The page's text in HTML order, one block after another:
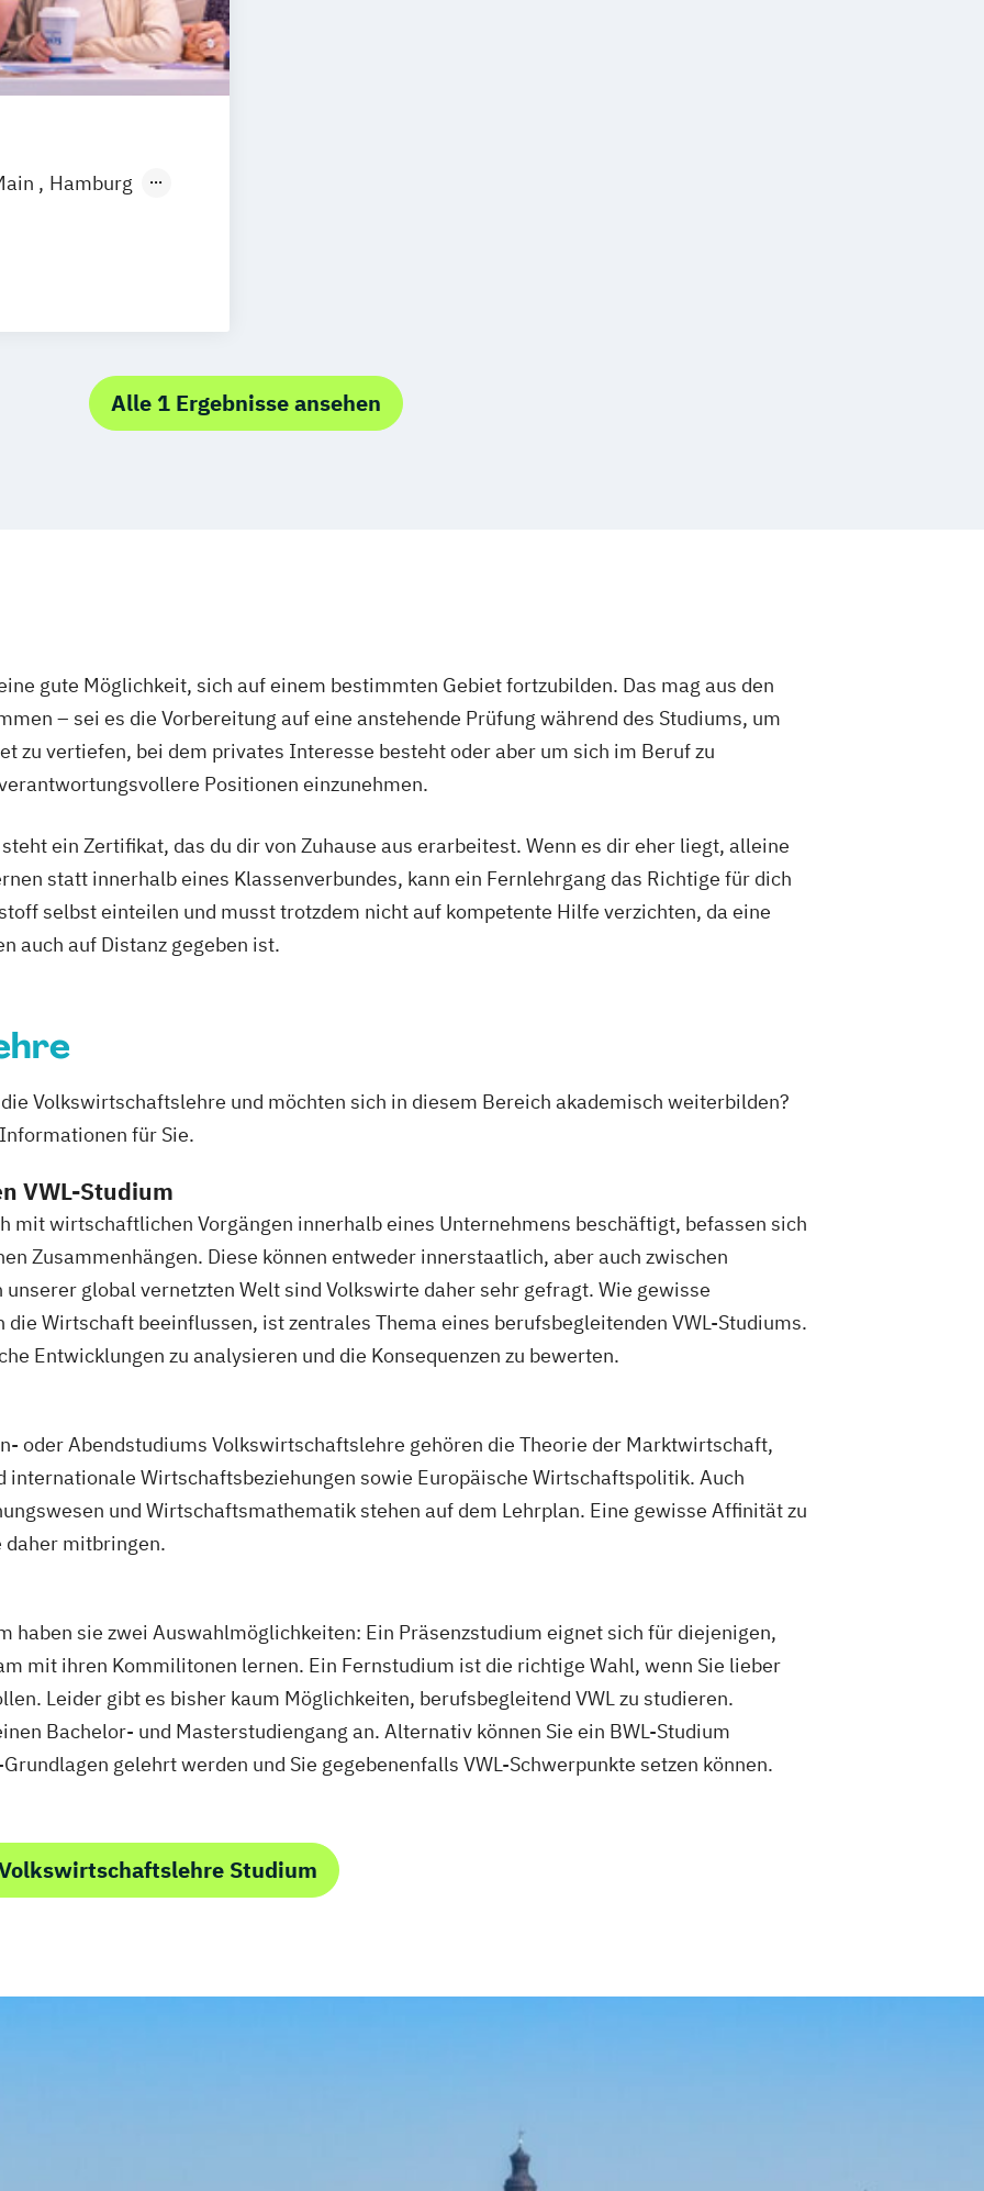
Hamburg
Umfeld für die
beruflichen
Kontext
Kontext
juristische
Alle 1 Ergebnisse ansehen
gute Möglichkeit, sich auf einem bestimmten Gebiet fortzubilden. Das mag aus den
– sei es die Vorbereitung auf eine anstehende Prüfung während des Studiums, um
zu vertiefen, bei dem privates Interesse besteht oder aber um sich im Beruf zu
Positionen einzunehmen.
ein Zertifikat, das du dir von Zuhause aus erarbeitest. Wenn es dir eher liegt, alleine
statt innerhalb eines Klassenverbundes, kann ein Fernlehrgang das Richtige für dich
selbst einteilen und musst trotzdem nicht auf kompetente Hilfe verzichten, da eine
auch auf Distanz gegeben ist.
Volkswirtschaftslehre und möchten sich in diesem Bereich akademisch weiterbilden?
für Sie.
VWL-Studium
mit wirtschaftlichen Vorgängen innerhalb eines Unternehmens beschäftigt, befassen sich
Zusammenhängen. Diese können entweder innerstaatlich, aber auch zwischen
global vernetzten Welt sind Volkswirte daher sehr gefragt. Wie gewisse
die Wirtschaft beeinflussen, ist zentrales Thema eines berufsbegleitenden VWL-Studiums.
Entwicklungen zu analysieren und die Konsequenzen zu bewerten.
oder Abendstudiums Volkswirtschaftslehre gehören die Theorie der Marktwirtschaft,
internationale Wirtschaftsbeziehungen sowie Europäische Wirtschaftspolitik. Auch
und Wirtschaftsmathematik stehen auf dem Lehrplan. Eine gewisse Affinität zu
daher mitbringen.
haben sie zwei Auswahlmöglichkeiten: Ein Präsenzstudium eignet sich für diejenigen,
mit ihren Kommilitonen lernen. Ein Fernstudium ist die richtige Wahl, wenn Sie lieber
Leider gibt es bisher kaum Möglichkeiten, berufsbegleitend VWL zu studieren.
Bachelor- und Masterstudiengang an. Alternativ können Sie ein BWL-Studium
gelehrt werden und Sie gegebenenfalls VWL-Schwerpunkte setzen können.
Studium